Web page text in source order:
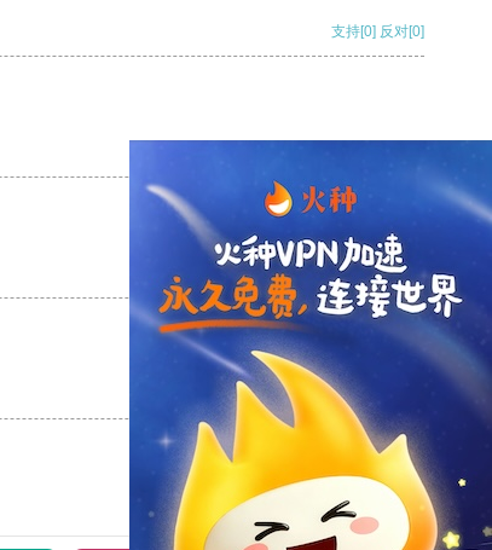
支持[0] 反对[0]
支持 [0] 反对 [0]
支持